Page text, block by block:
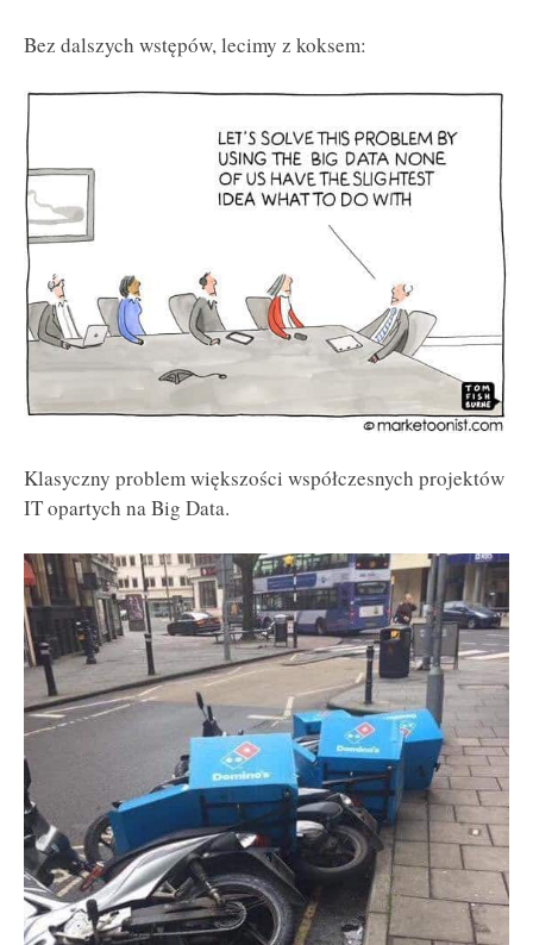
Bez dalszych wstępów, lecimy z koksem:
Klasyczny problem większości współczesnych projektów
IT opartych na Big Data.